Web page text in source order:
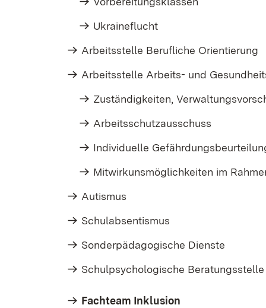
Ukraineflucht
Arbeitsstelle Berufliche Orientierung
Arbeitsstelle Arbeits- und
Zuständigkeiten,
Arbeitsschutzausschuss
Individuelle
Mitwirkunsmöglichkeiten im
Autismus
Schulabsentismus
Sonderpädagogische Dienste
Schulpsychologische Beratungsstelle
Fachteam Inklusion